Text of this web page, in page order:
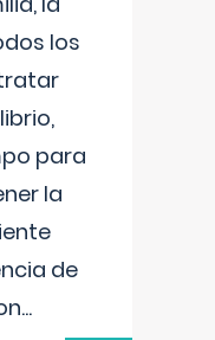
los
para
la
de
...